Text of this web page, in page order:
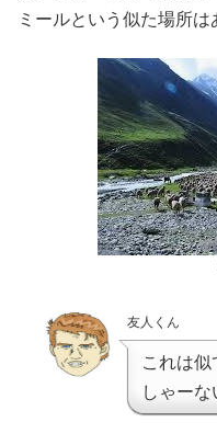
ミールという似た場所は
友人くん
これは
しゃーな